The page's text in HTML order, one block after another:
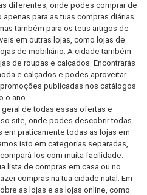
diferentes, onde podes comprar de
para as tuas compras diárias
também para os teus artigos de
em outras lojas, como lojas de
de mobiliário. A cidade também
de roupas e calçados. Encontrarás
e calçados e podes aproveitar
publicadas nos catálogos
o ano.
de todas essas ofertas e
site, onde podes descobrir todas
em praticamente todas as lojas em
isto em categorias separadas,
los com muita facilidade.
lista de compras em casa ou no
compras na tua cidade natal. Em
as lojas e as lojas online, como